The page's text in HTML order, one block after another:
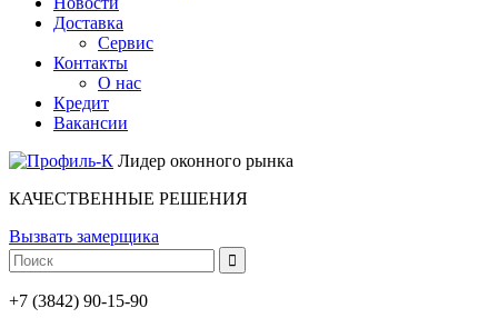
Доставка
Сервис
Контакты
О нас
Кредит
Вакансии
Лидер оконного рынка
КАЧЕСТВЕННЫЕ РЕШЕНИЯ
Вызвать замерщика
+7 (3842) 90-15-90